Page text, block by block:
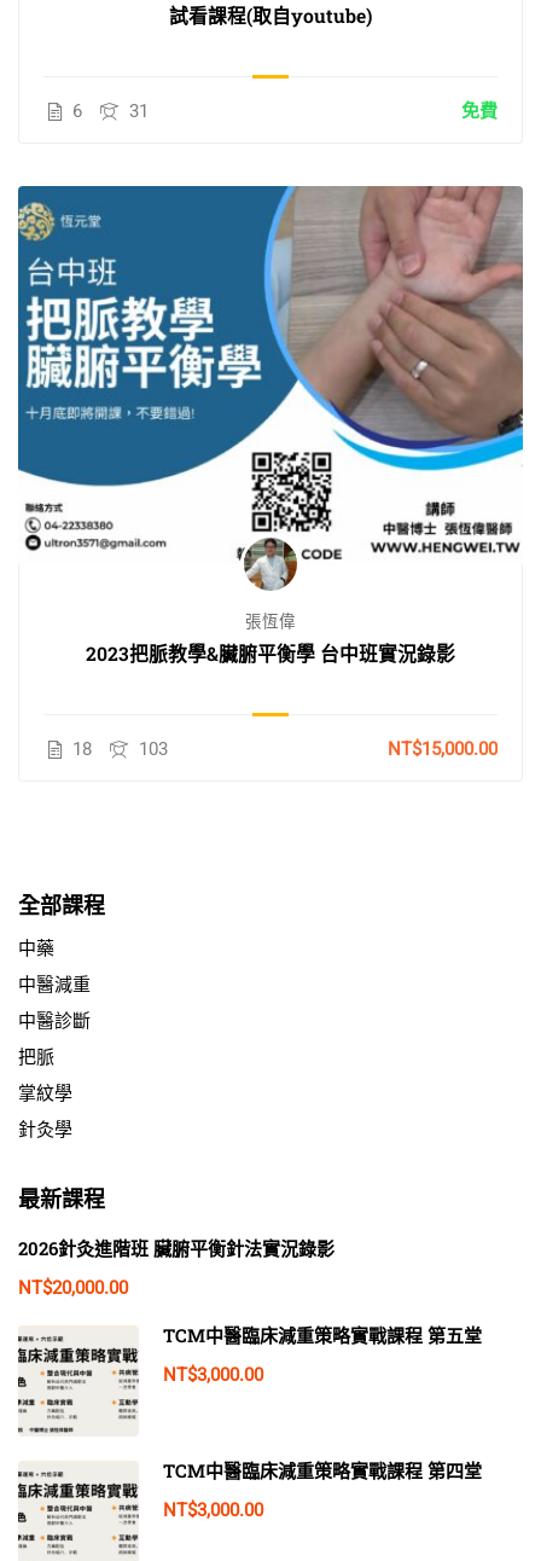
試看課程(取自youtube)
6 31 免費
張恆偉
2023把脈教學&臟腑平衡學 台中班實況錄影
18 103 NT$15,000.00
全部課程
中藥
中醫減重
中醫診斷
把脈
掌紋學
針灸學
最新課程
2026針灸進階班 臟腑平衡針法實況錄影
NT$20,000.00
TCM中醫臨床減重策略實戰課程 第五堂
NT$3,000.00
TCM中醫臨床減重策略實戰課程 第四堂
NT$3,000.00